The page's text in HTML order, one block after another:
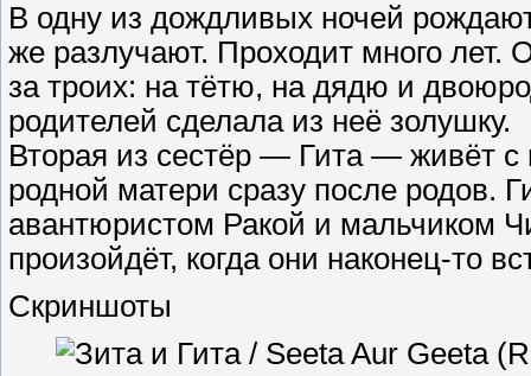
В одну из дождливых ночей
же разлучают. Проходит много
за троих: на тётю, на дядю и
родителей сделала из неё золушку.
Вторая из сестёр — Гита — живёт
родной матери сразу после родов.
авантюристом Ракой и мальчиком
произойдёт, когда они наконец-то
Скриншоты